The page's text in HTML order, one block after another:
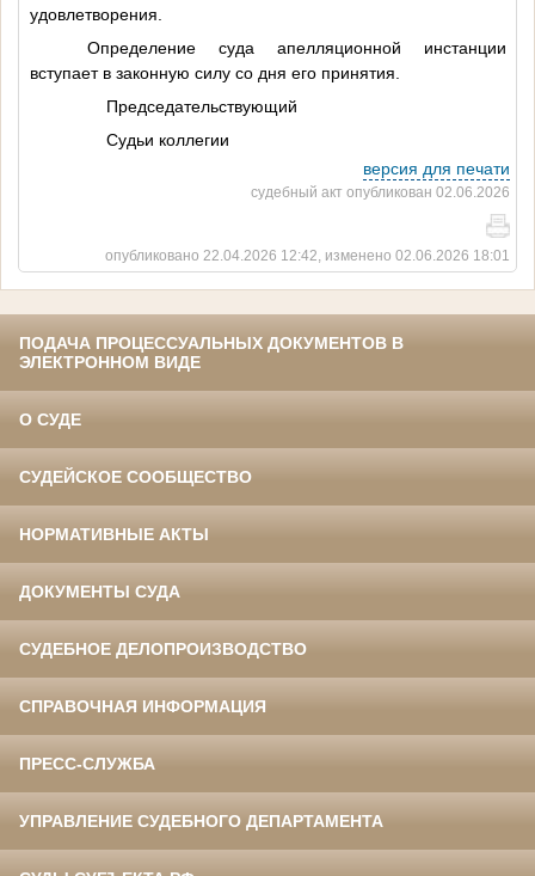
удовлетворения.
Определение суда апелляционной инстанции
вступает в законную силу со дня его принятия.
Председательствующий
Судьи коллегии
версия для печати
судебный акт опубликован 02.06.2026
опубликовано 22.04.2026 12:42, изменено 02.06.2026 18:01
ПОДАЧА ПРОЦЕССУАЛЬНЫХ ДОКУМЕНТОВ В
ЭЛЕКТРОННОМ ВИДЕ
О СУДЕ
СУДЕЙСКОЕ СООБЩЕСТВО
НОРМАТИВНЫЕ АКТЫ
ДОКУМЕНТЫ СУДА
СУДЕБНОЕ ДЕЛОПРОИЗВОДСТВО
СПРАВОЧНАЯ ИНФОРМАЦИЯ
ПРЕСС-СЛУЖБА
УПРАВЛЕНИЕ СУДЕБНОГО ДЕПАРТАМЕНТА